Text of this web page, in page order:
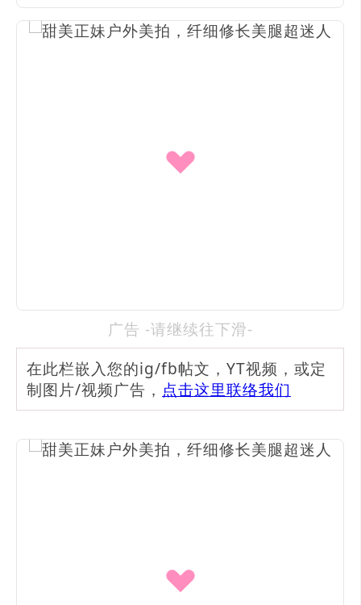
广告 -请继续往下滑-
在此栏嵌入您的ig/fb帖文，YT视频，或定
制图片/视频广告， 点击这里联络我们